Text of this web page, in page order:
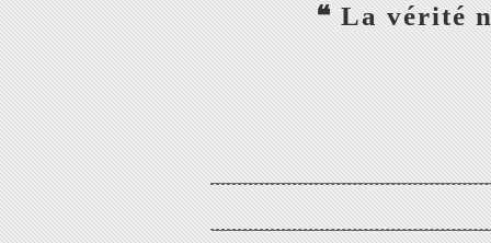
‎❝ La vérité